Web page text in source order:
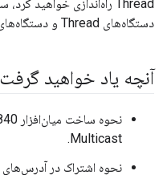
دستگاه‌های Thread و دستگاه‌های Wi-Fi فعال و تأیید خواهید کرد.
آنچه یاد خواهید گرفت
Multicast.